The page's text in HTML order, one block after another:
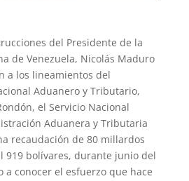
del Presidente de la
de Venezuela, Nicolás Maduro
a los lineamientos del
Aduanero y Tributario,
el Servicio Nacional
Aduanera y Tributaria
recaudación de 80 millardos
919 bolívares, durante junio del
a conocer el esfuerzo que hace